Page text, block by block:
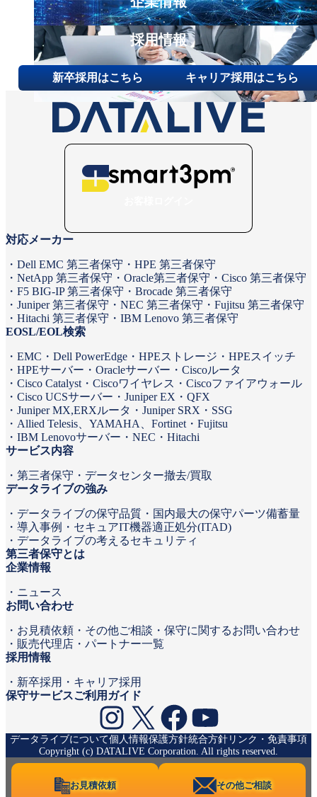
採用情報
新卒採用はこちら キャリア採用はこちら
Instagram
X Facebook
YouTube
対応メーカー
Dell EMC 第三者保守
HPE 第三者保守
NetApp 第三者保守
Oracle第三者保守
Cisco 第三者保守
F5 BIG-IP 第三者保守
Brocade 第三者保守
Juniper 第三者保守
NEC 第三者保守
Fujitsu 第三者保守
Hitachi 第三者保守
IBM Lenovo 第三者保守
EOSL/EOL検索
EMC Dell PowerEdge HPEストレージ
HPEスイッチ
HPEサーバー
Oracleサーバー
Ciscoルータ
Cisco Catalyst
Ciscoワイヤレス
Ciscoファイアウォール
Cisco UCSサーバー
Juniper EX・QFX
Juniper MX,ERXルータ
Juniper SRX・SSG
Allied Telesis、YAMAHA、Fortinet
Fujitsu
IBM Lenovoサーバー
NEC
Hitachi
サービス内容
第三者保守
データセンター撤去/買取
データライブの強み
データライブの保守品質
国内最大の保守パーツ備蓄量
導入事例
セキュアIT機器適正処分(ITAD)
データライブの考えるセキュリティ
第三者保守とは
企業情報
ニュース
お問い合わせ
お見積依頼
その他ご相談・保守に関するお問い合わせ
販売代理店・パートナー一覧
採用情報
新卒採用
キャリア採用
保守サービスご利用ガイド
データライブについて個人情報保護方針統合方針 リンク・免責事項
Copyright (c) DATALIVE Corporation. All rights reserved.
お見積依頼 その他ご相談